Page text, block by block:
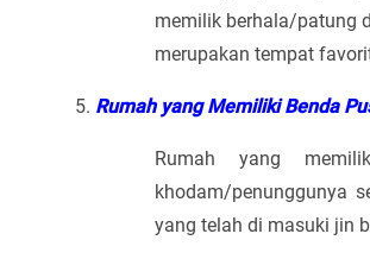
memilik berhala/patung
merupakan tempat
Rumah yang Memiliki Benda
Rumah yang
khodam/penunggunya
yang telah di masuki jin